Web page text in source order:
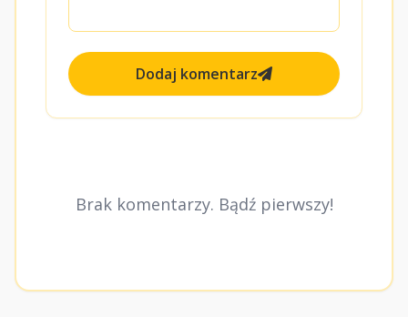
Dodaj komentarz
Brak komentarzy. Bądź pierwszy!